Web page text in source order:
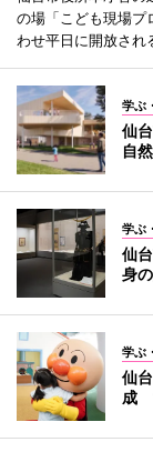
の場「こども現場プ
わせ平日に開放され
学ぶ
仙
自
学ぶ
仙
身
学ぶ
仙
成